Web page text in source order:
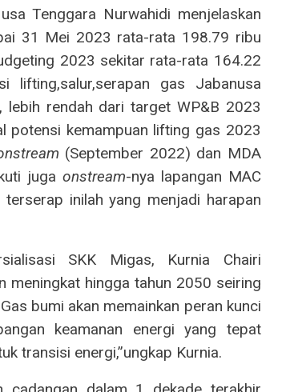
Tenggara Nurwahidi menjelaskan
31 Mei 2023 rata-rata 198.79 ribu
2023 sekitar rata-rata 164.22
lifting,salur,serapan gas Jabanusa
rendah dari target WP&B 2023
potensi kemampuan lifting gas 2023
(September 2022) dan MDA
juga onstream-nya lapangan MAC
inilah yang menjadi harapan
SKK Migas, Kurnia Chairi
meningkat hingga tahun 2050 seiring
bumi akan memainkan peran kunci
keamanan energi yang tepat
transisi energi,”ungkap Kurnia.